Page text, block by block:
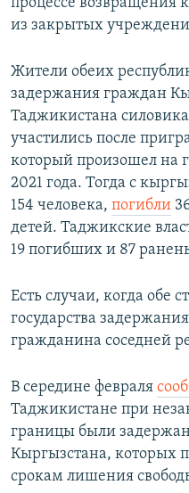
из закрытых
Жители обеих
задержания граждан
Таджикистана
участились после
который произошел на
2021 года. Тогда с
154 человека, погибли
детей. Таджикские
19 погибших и 87
Есть случаи, когда обе
государства
гражданина соседней
В середине февраля
Таджикистане при
границы были
Кыргызстана, которых
срокам лишения